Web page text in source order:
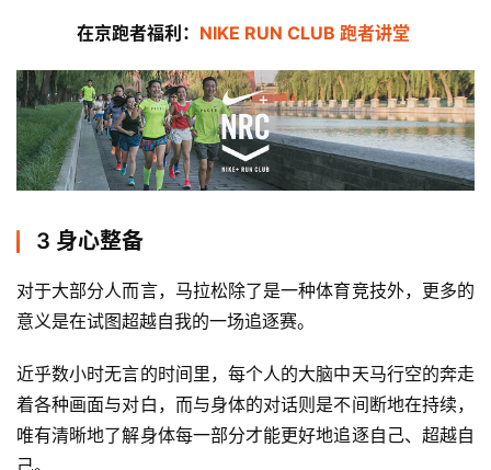
察
装
备
练
视
频
用
户
精
在京跑者福利： NIKE RUN CLUB 跑者讲堂
3 身心整备
对于大部分人而言，马拉松除了是一种体育竞技外，更多的
意义是在试图超越自我的一场追逐赛。
近乎数小时无言的时间里，每个人的大脑中天马行空的奔走
着各种画面与对白，而与身体的对话则是不间断地在持续，
唯有清晰地了解身体每一部分才能更好地追逐自己、超越自
己。